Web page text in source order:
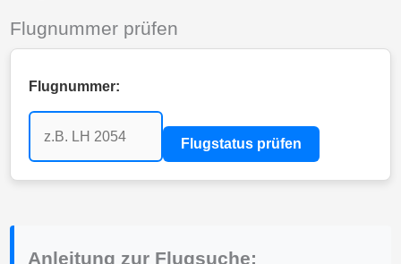
Flugnummer prüfen
Flugnummer:
Flugstatus prüfen
Anleitung zur Flugsuche: